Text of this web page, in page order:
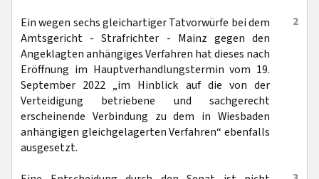
2
Ein wegen sechs gleichartiger Tatvorwürfe bei dem
Amtsgericht - Strafrichter - Mainz gegen den
Angeklagten anhängiges Verfahren hat dieses nach
Eröffnung im Hauptverhandlungstermin vom 19.
September 2022 „im Hinblick auf die von der
Verteidigung betriebene und sachgerecht
erscheinende Verbindung zu dem in Wiesbaden
anhängigen gleichgelagerten Verfahren“ ebenfalls
ausgesetzt.